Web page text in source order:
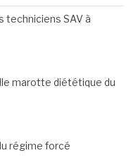
techniciens SAV à
marotte diététique du
régime forcé